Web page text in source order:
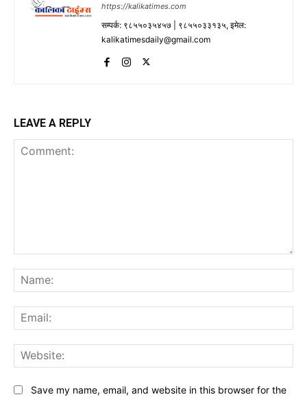
https://kalikatimes.com
सम्पर्क: ९८५५०३५४५७ | ९८५५०३३१३५, इमेल:
kalikatimesdaily@gmail.com
LEAVE A REPLY
Save my name, email, and website in this browser for the